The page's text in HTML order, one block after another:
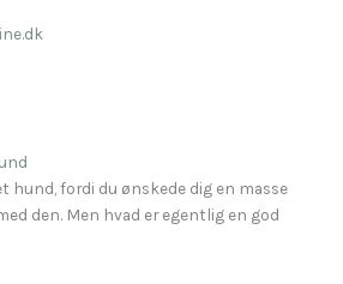
hund, fordi du ønskede dig en masse
den. Men hvad er egentlig en god